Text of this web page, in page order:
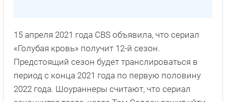
15 апреля 2021 года CBS объявила, что сериал
«Голубая кровь» получит 12-й сезон.
Предстоящий сезон будет транслироваться в
период с конца 2021 года по первую половину
2022 года. Шоураннеры считают, что сериал